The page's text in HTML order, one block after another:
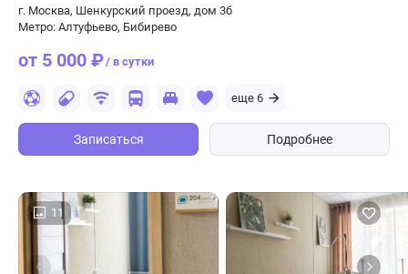
г. Москва, Шенкурский проезд, дом 3б
Метро: Алтуфьево, Бибирево
от 5 000 ₽/ в сутки
еще 6
Записаться Подробнее
11